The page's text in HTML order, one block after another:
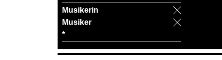
Musikerin
Musiker
*